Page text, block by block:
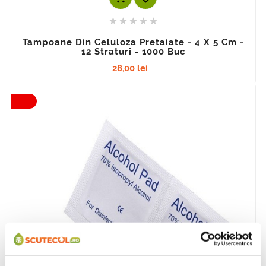
    
Tampoane Din Celuloza Pretaiate - 4 X 5 Cm -
12 Straturi - 1000 Buc
28,00 lei